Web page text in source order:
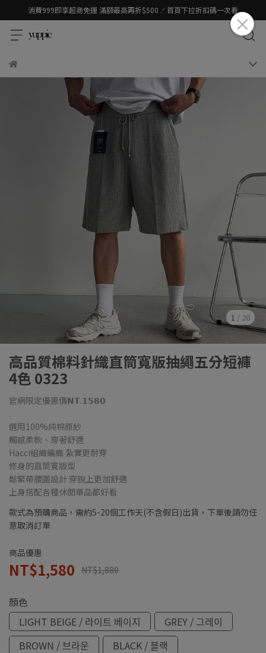
消費999即享超商免運 滿額最高再折$500 .ᐟ 首頁下拉折扣碼一次看
1 / 28
高品質棉料針織直筒寬版抽繩五分短褲
4色 0323
官網限定優惠價𝗡𝗧.𝟭𝟱𝟴𝟬
.
選用100%純棉原紗
觸感柔軟、穿著舒適
Hacci組織編織 紮實更耐穿
修身的直筒寬版型
鬆緊帶腰圍設計 穿脫上更加舒適
上身搭配各種休閒單品都好看
款式為預購商品，需約5-20個工作天(不含假日)出貨，下單後請勿任
意取消訂單
商品優惠
NT$1,580 NT$1,880
顏色
LIGHT BEIGE / 라이트 베이지
GREY / 그레이
BROWN / 브라운
BLACK / 블랙